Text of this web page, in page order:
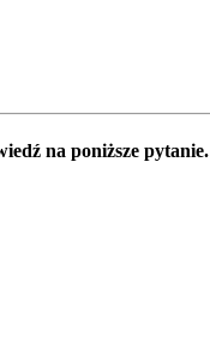
na poniższe pytanie.